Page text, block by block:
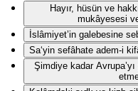
Hayır, hüsün ve
mukâyesesi
İslâmiyet’in galebesine
Sa‘yin sefâhate adem-i
Şimdiye kadar